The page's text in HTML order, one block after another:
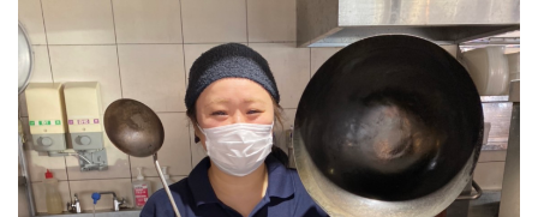
特集記事
店舗一覧
よくある質問
容 介 生